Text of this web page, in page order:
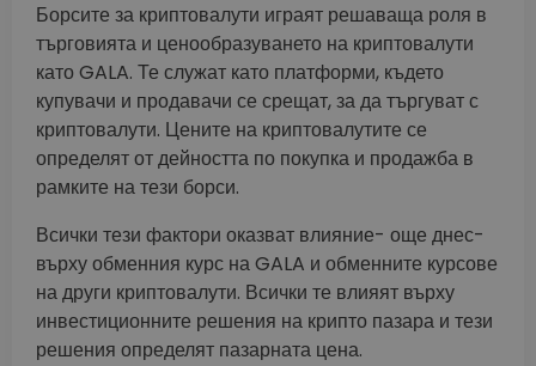
Борсите за криптовалути играят решаваща роля в
търговията и ценообразуването на криптовалути
като GALA. Те служат като платформи, където
купувачи и продавачи се срещат, за да търгуват с
криптовалути. Цените на криптовалутите се
определят от дейността по покупка и продажба в
рамките на тези борси.
Всички тези фактори оказват влияние- още днес-
върху обменния курс на GALA и обменните курсове
на други криптовалути. Всички те влияят върху
инвестиционните решения на крипто пазара и тези
решения определят пазарната цена.